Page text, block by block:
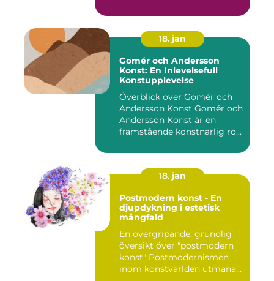
18. jan
Gomér och Andersson
Konst: En Inlevelsefull
Konstupplevelse
Överblick över Gomér och
Andersson Konst Gomér och
Andersson Konst är en
framstående konstnärlig rö...
18. jan
Postmodern konst - En
djupdykning i estetisk
mångfald
En övergripande, grundlig
översikt över "postmodern
konst" Postmodernismen
inom konstvärlden utmana...